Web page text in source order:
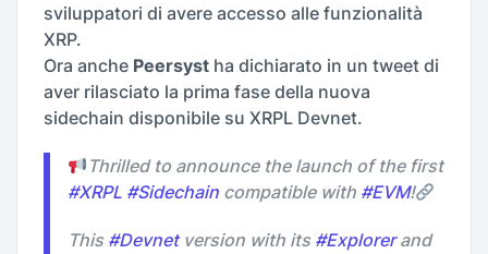
sviluppatori di avere accesso alle funzionalità
XRP.
Ora anche Peersyst ha dichiarato in un tweet di
aver rilasciato la prima fase della nuova
sidechain disponibile su XRPL Devnet.
Thrilled to announce the launch of the first
#XRPL #Sidechain compatible with #EVM!
This #Devnetversion with its #Explorerand